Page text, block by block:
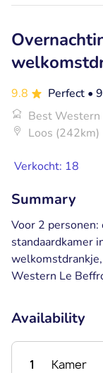
9.8 Perfect •
Best Western
Loos (242km)
Verkocht: 18
Summary
Voor 2 personen:
standaardkamer
Western Le
Availability
1 Kamer